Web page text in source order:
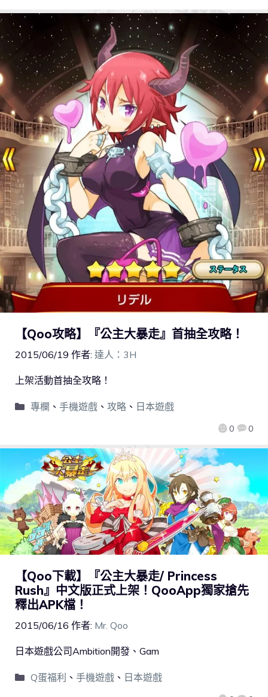
【Qoo攻略】『公主大暴走』首抽全攻略！
2015/06/19 作者: 達人：3H
0 0
上架活動首抽全攻略！
專欄 、 手機遊戲、 攻略、 日本遊戲
【Qoo下載】『公主大暴走/ Princess
Rush』中文版正式上架！QooApp獨家搶先
釋出APK檔！
2015/06/16 作者: Mr. Qoo
日本遊戲公司Ambition開發、Gam
Q蛋福利 、 手機遊戲、 日本遊戲